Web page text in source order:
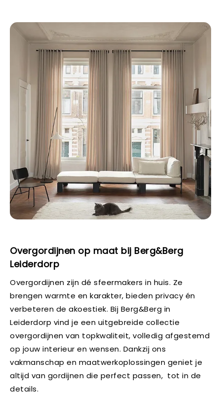
Overgordijnen op maat bij Berg&Berg
Leiderdorp
Overgordijnen zijn dé sfeermakers in huis. Ze
brengen warmte en karakter, bieden privacy én
verbeteren de akoestiek. Bij Berg&Berg in
Leiderdorp vind je een uitgebreide collectie
overgordijnen van topkwaliteit, volledig afgestemd
op jouw interieur en wensen. Dankzij ons
vakmanschap en maatwerkoplossingen geniet je
altijd van gordijnen die perfect passen, tot in de
details.